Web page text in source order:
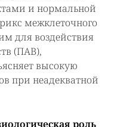
и нормальной
межклеточного
для воздействия
(ПАВ),
высокую
при неадекватной
роль